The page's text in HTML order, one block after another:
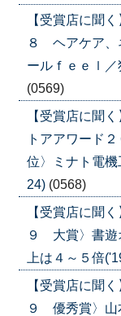
【受賞店に聞
８ ヘアケア、
ールｆｅｅｌ
(0569)
【受賞店に聞
トアアワード
位〉ミナト電
24) (0568)
【受賞店に聞
９ 大賞〉書遊
上は４～５倍
【受賞店に聞
９ 優秀賞〉山